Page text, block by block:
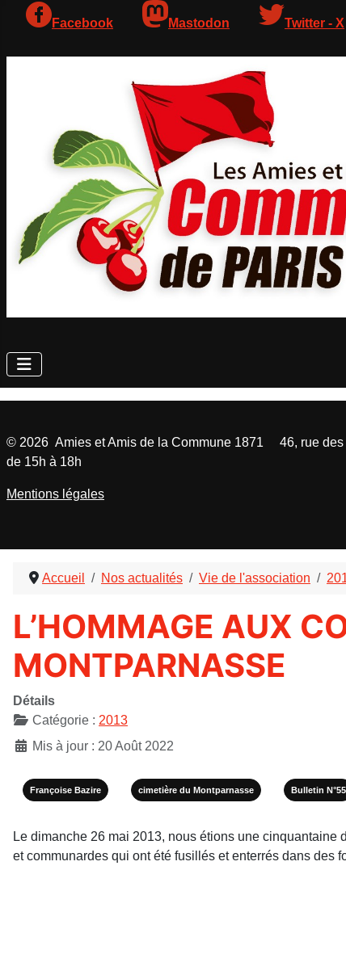
Facebook Mastodon Twitter - X
Accueil Nos actualités Vie de l'association
L’HOMMAGE AUX
MONTPARNASSE
Détails
Catégorie : 2013
Mis à jour : 20 Août 2022
Françoise Bazire cimetière du Montparnasse Bulletin N°55
Le dimanche 26 mai 2013, nous étions une
et communardes qui ont été fusillés et enterrés dans des
© 2026 Amies et Amis de la Commune 1871 46, rue
de 15h à 18h
Mentions légales